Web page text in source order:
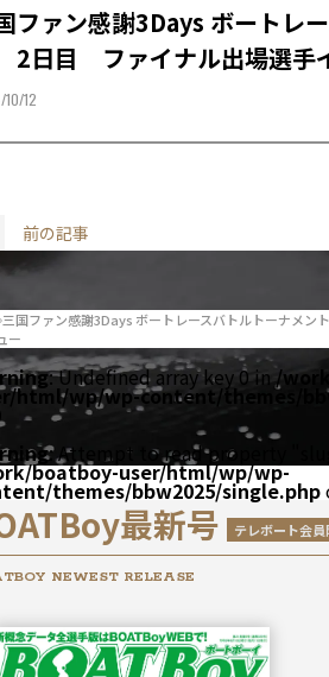
ファン感謝3Days ボートレ
日目 ファイナル出場選手
12
前の記事
三国ファン感謝3Days ボートレースバトルトーナメ
ー
: Undefined array key 0 in/
html/wp/wp-content/themes/
: Attempt to read property
boatboy-user/html/wp/wp-
themes/bbw2025/single.php
最新号 テレボート会員
NEWEST RELEASE